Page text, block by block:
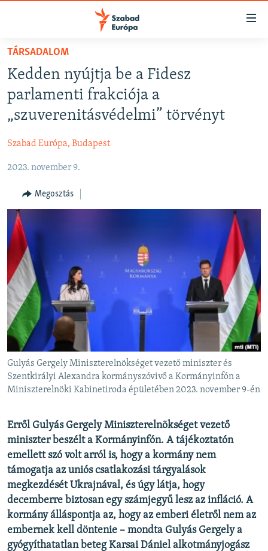
Akadálymentes
Ugrás
fő
oldalra
Ugrás
tartalomjegyzékre
NAPIRENDEN
AKTUÁLIS
PODCASTOK
ELEMZŐ
NER15
SZABADON
TÁRSADALOM
DEMOKRÁCIA
A PÉNZ NYOMÁBAN
EURÓPAI UNIÓ
VILÁG
KLÍMAVÁLTOZÁS
A MÚLT TANULSÁGAI
KÖVESSEN MINKET!
Valamennyi RFE/RL weboldal
TÁRSADALOM
Kedden nyújtja be a Fidesz
parlamenti frakciója a
„szuverenitásvédelmi” törvényt
Szabad Európa, Budapest
2023. november 9.
Megosztás
Gulyás Gergely Miniszterelnökséget vezető miniszter és
Szentkirályi Alexandra kormányszóvivő a Kormányinfón a
Miniszterelnöki Kabinetiroda épületében 2023. november 9-én
Erről Gulyás Gergely Miniszterelnökséget vezető
miniszter beszélt a Kormányinfón. A tájékoztatón
emellett szó volt arról is, hogy a kormány nem
támogatja az uniós csatlakozási tárgyalások
megkezdését Ukrajnával, és úgy látja, hogy
decemberre biztosan egy számjegyű lesz az infláció. A
kormány álláspontja az, hogy az emberi életről nem az
embernek kell döntenie – mondta Gulyás Gergely a
gyógyíthatatlan beteg Karsai Dániel alkotmányjogász
FELIRATKOZÁS
Spotify